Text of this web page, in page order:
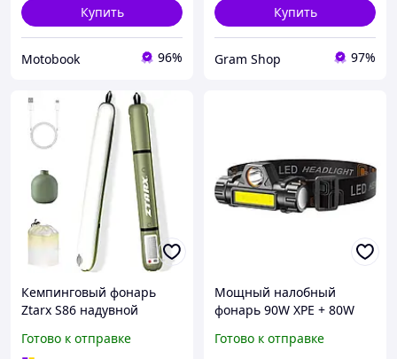
Купить
Motobook 96%
Купить
Gram Shop 97%
Кемпинговый фонарь
Ztarx S86 надувной
туризма и рыбалки с
Готово к отправке
Мощный налобный
фонарь 90W XPE + 80W
туризма, работы
Готово к отправке